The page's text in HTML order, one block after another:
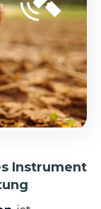
Instrument